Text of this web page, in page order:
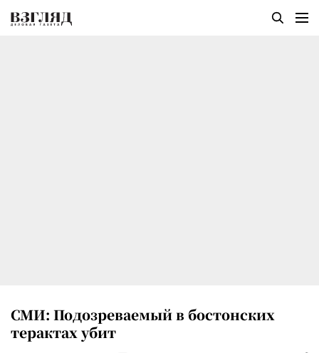
СМИ: Подозреваемый в бостонских
терактах убит